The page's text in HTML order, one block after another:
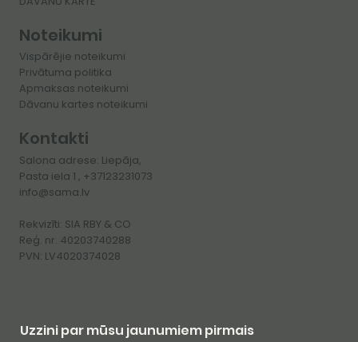
Noteikumi
Vispārējie noteikumi
Privātuma politika
Apmaksas noteikumi
Dāvanu kartes noteikumi
Kontakti
Salona adrese: Liepāja,
Pasta iela 1 , +37123231073
info@sama.lv
Rekvizīti: SIA RBY & CO
Reģ. nr. 40203740288
PVN: LV4020374028
Uzzini par mūsu jaunumiem pirmais